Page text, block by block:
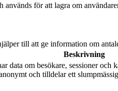
för att lagra om
till att ge information om
Beskrivning
data om besökare, sessioner
och tilldelar ett